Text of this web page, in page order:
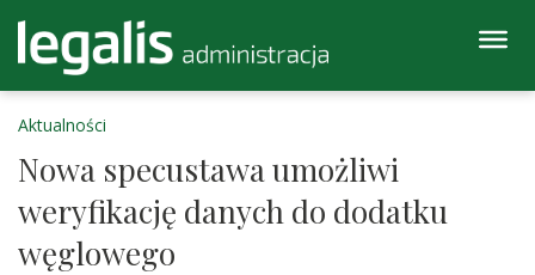
Aktualności
Nowa specustawa umożliwi
weryfikację danych do dodatku
węglowego